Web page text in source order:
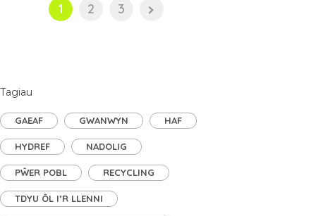
1 2 3
Tagiau
GAEAF GWANWYN HAF
HYDREF NADOLIG
PŴER POBL RECYCLING
TDYU ÔL I’R LLENNI